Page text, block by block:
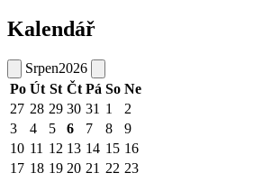
Kalendář
Srpen2026
Po Út St Čt Pá So Ne
27 28 29 30 31 1
2
3
4 5 6 7 8
9
10 11 12 13 14 15 16
17 18 19 20 21 22 23